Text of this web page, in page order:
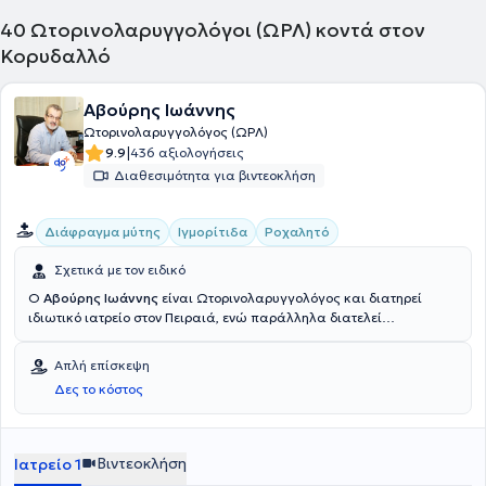
40 Ωτορινολαρυγγολόγοι (ΩΡΛ) κοντά στον
Κορυδαλλό
Αβούρης Ιωάννης
Ωτορινολαρυγγολόγος (ΩΡΛ)
9.9|436 αξιολογήσεις
Διαθεσιμότητα για βιντεοκλήση
Διάφραγμα μύτης Ιγμορίτιδα Ροχαλητό
Σχετικά με τον ειδικό
Ο Αβούρης Ιωάννης είναι Ωτορινολαρυγγολόγος και διατηρεί
ιδιωτικό ιατρείο στον Πειραιά, ενώ παράλληλα διατελεί
Νοσοκομείου Metropolitan. Είναι απόφοιτος της Ιατρικής Σχολής
του Εθνικού και Καποδιστριακού Πανεπιστημίου Αθηνών και
υποψήφιος Διδάκτωρ Ιατρικής. Παράλληλα, διαθέτει δίπλωμα
Ιατρικού Βελονισμού. Ειδικεύτηκε στην Ωτορινολαρυγγολογία στο
Νευροχειρουργική και την Πλαστική Χειρουργική στο Γενικό
Αντικαρκινικό - Ογκολογικό Νοσοκομείο Αθηνών "Άγιος Σάββας".
Απλή επίσκεψη
Δες το κόστος
Ιατρείο 1 Βιντεοκλήση